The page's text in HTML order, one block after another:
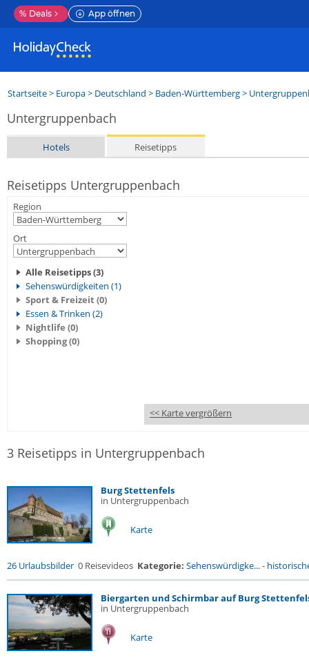
% Deals App öffnen
Startseite> Europa> Deutschland > Baden-Württemberg>
Untergruppenbach
Hotels Reisetipps
Reisetipps Untergruppenbach
Region
Ort
Alle Reisetipps (3)
Sehenswürdigkeiten (1)
Sport & Freizeit (0)
Essen & Trinken (2)
Nightlife (0)
Shopping (0)
<< Karte vergrößern
3 Reisetipps in Untergruppenbach
Burg Stettenfels
in Untergruppenbach
Karte
26 Urlaubsbilder 0 Reisevideos Kategorie: Sehenswürdigke...-
Biergarten und Schirmbar auf Burg
in Untergruppenbach
Karte